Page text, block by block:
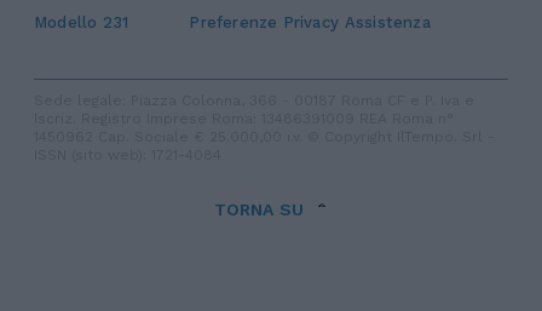
Modello 231
Preferenze Privacy Assistenza
TORNA SU